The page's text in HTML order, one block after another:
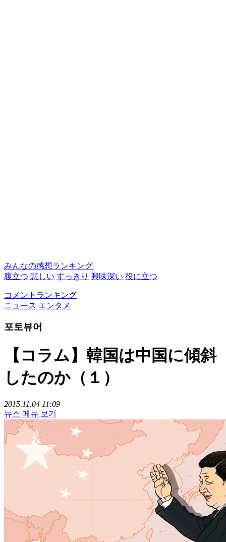
みんなの感想ランキング
腹立つ 悲しい すっきり 興味深い 役に立つ
コメントランキング
ニュース エンタメ
포토뷰어
【コラム】韓国は中国に傾斜
したのか（１）
2015.11.04 11:09
뉴스 메뉴 보기